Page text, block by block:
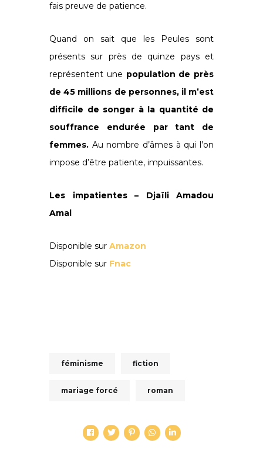
fais preuve de patience.
Quand on sait que les Peules sont
présents sur près de quinze pays et
représentent une population de près
de 45 millions de personnes, il m’est
difficile de songer à la quantité de
souffrance endurée par tant de
femmes. Au nombre d’âmes à qui l’on
impose d’être patiente, impuissantes.
Les impatientes – Djaïli Amadou
Amal
Disponible sur Amazon
Disponible sur Fnac
féminisme fiction
mariage forcé roman